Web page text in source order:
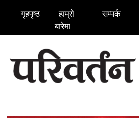
गृहपृष्ठ
हाम्रो
बारेमा
सम्पर्क